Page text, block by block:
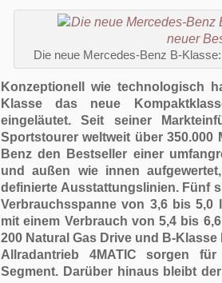
Die neue Mercedes-Benz B-
Konzeptionell wie technologisch
Klasse das neue
eingeläutet. Seit seiner
Sportstourer weltweit über 350.000
Benz den Bestseller einer
und außen wie innen
definierte Ausstattungslinien. Fünf
Verbrauchsspanne von 3,6 bis 5,0
mit einem Verbrauch von 5,4 bis
200 Natural Gas Drive und B-
Allradantrieb 4MATIC sorgen
Segment. Darüber hinaus bleibt